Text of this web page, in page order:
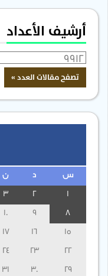
أرشيف الأعداد
س ن
3
15
16
17
22
23
24
29
30
31